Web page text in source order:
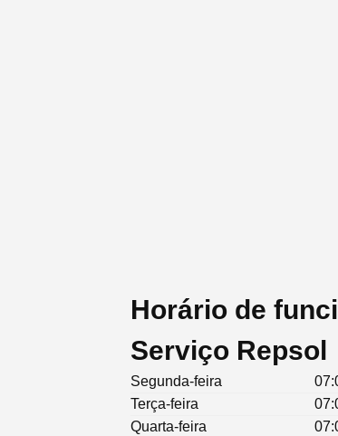
Horário de
Serviço Repsol
Segunda-feira
Terça-feira
Quarta-feira